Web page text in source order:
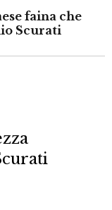
faina che
Scurati